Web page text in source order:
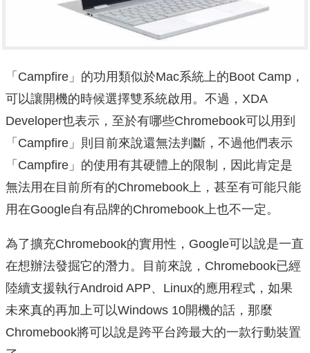
「Campfire」的功用類似於Mac系統上的Boot Camp，
可以讓開機的時候選擇雙系統啟用。不過，XDA
Developer也表示，至於有哪些Chromebook可以用到
「Campfire」則目前來說還無法判斷，不過他們表示
「Campfire」的使用有其硬體上的限制，因此肯定是
無法用在目前所有的Chromebook上，甚至有可能只能
用在Google自有品牌的Chromebook上也不一定。
為了擴充Chromebook的實用性，Google可以說是一直
在想辦法發掘它的潛力。目前來說，Chromebook已經
陸續支援執行Android APP、Linux的應用程式，如果
未來真的再加上可以Windows 10開機的話，那麼
Chromebook將可以說是跨平台跨最大的一款行動裝置